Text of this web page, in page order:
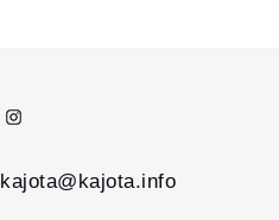
Instagram
kajota@kajota.info